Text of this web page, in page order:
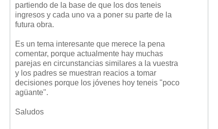
partiendo de la base de que los dos teneis
ingresos y cada uno va a poner su parte de la
futura obra.
Es un tema interesante que merece la pena
comentar, porque actualmente hay muchas
parejas en circunstancias similares a la vuestra
y los padres se muestran reacios a tomar
decisiones porque los jóvenes hoy teneis "poco
agüante".
Saludos